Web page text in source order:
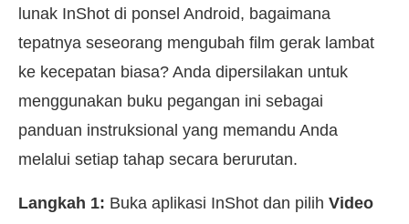
lunak InShot di ponsel Android, bagaimana
tepatnya seseorang mengubah film gerak lambat
ke kecepatan biasa? Anda dipersilakan untuk
menggunakan buku pegangan ini sebagai
panduan instruksional yang memandu Anda
melalui setiap tahap secara berurutan.
Langkah 1: Buka aplikasi InShot dan pilih Video